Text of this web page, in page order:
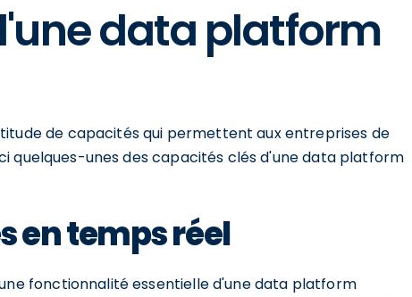
data platform
de capacités qui permettent aux entreprises de
quelques-unes des capacités clés d'une data platform
en temps réel
fonctionnalité essentielle d'une data platform